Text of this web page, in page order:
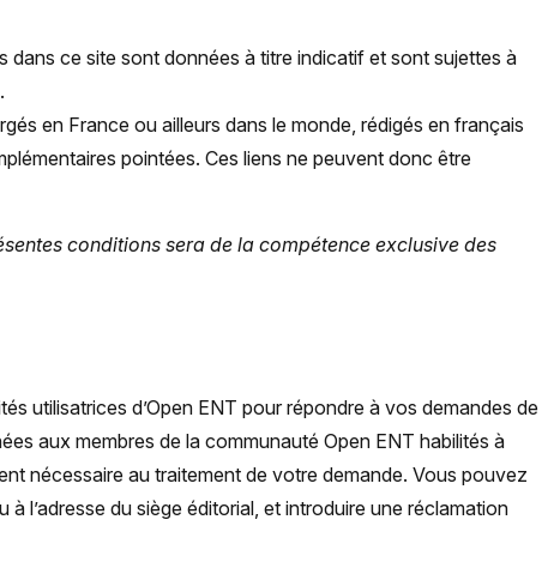
dans ce site sont données à titre indicatif et sont sujettes à
en France ou ailleurs dans le monde, rédigés en français
pointées. Ces liens ne peuvent donc être
conditions sera de la compétence exclusive des
utilisatrices d’Open ENT pour répondre à vos demandes de
aux membres de la communauté Open ENT habilités à
nécessaire au traitement de votre demande. Vous pouvez
à l’adresse du siège éditorial, et introduire une réclamation